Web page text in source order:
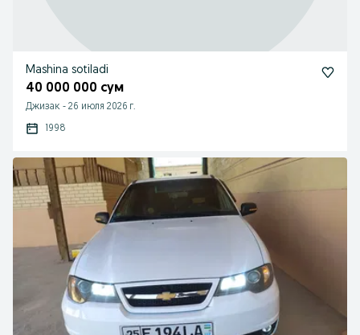
Mashina sotiladi
40 000 000 сум
Джизак - 26 июля 2026 г.
1998